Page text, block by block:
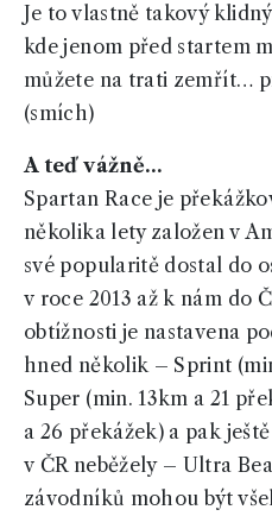
Je to vlastně takový
kde jenom před startem
můžete na trati zemřít…
(smích)
A teď vážně…
Spartan Race je
několika lety založen v
své popularitě dostal do
v roce 2013 až k nám do
obtížnosti je nastavena
hned několik – Sprint
Super (min. 13km a 21
a 26 překážek) a pak
v ČR neběžely – Ultra
závodníků mohou být